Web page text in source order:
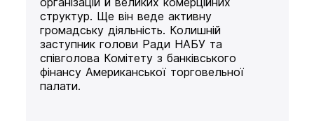
структур. Ще він веде активну
громадську діяльність. Колишній
заступник голови Ради НАБУ та
співголова Комітету з банківського
фінансу Американської торговельної
палати.